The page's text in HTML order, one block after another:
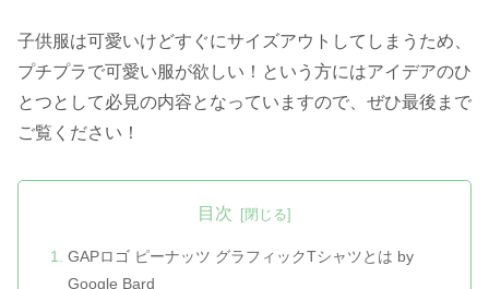
子供服は可愛いけどすぐにサイズアウトしてしまうため、
プチプラで可愛い服が欲しい！という方にはアイデアのひ
とつとして必見の内容となっていますので、ぜひ最後まで
ご覧ください！
目次
GAPロゴ ピーナッツ グラフィックTシャツとは by
Google Bard